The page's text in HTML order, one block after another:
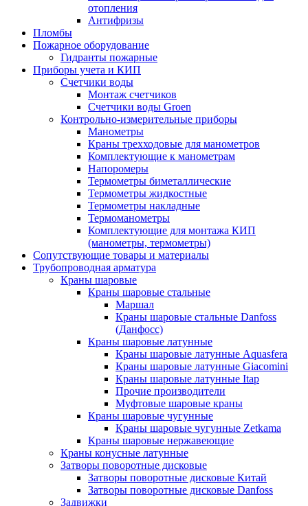
отопления
Антифризы
Пломбы
Пожарное оборудование
Гидранты пожарные
Приборы учета и КИП
Счетчики воды
Монтаж счетчиков
Счетчики воды Groen
Контрольно-измерительные приборы
Манометры
Краны трехходовые для манометров
Комплектующие к манометрам
Напоромеры
Термометры биметаллические
Термометры жидкостные
Термометры накладные
Термоманометры
Комплектующие для монтажа КИП
(манометры, термометры)
Сопутствующие товары и материалы
Трубопроводная арматура
Краны шаровые
Краны шаровые стальные
Маршал
Краны шаровые стальные Danfoss
(Данфосс)
Краны шаровые латунные
Краны шаровые латунные Aquasfera
Краны шаровые латунные Giacomini
Краны шаровые латунные Itap
Прочие производители
Муфтовые шаровые краны
Краны шаровые чугунные
Краны шаровые чугунные Zetkama
Краны шаровые нержавеющие
Краны конусные латунные
Затворы поворотные дисковые
Затворы поворотные дисковые Китай
Затворы поворотные дисковые Danfoss
Задвижки